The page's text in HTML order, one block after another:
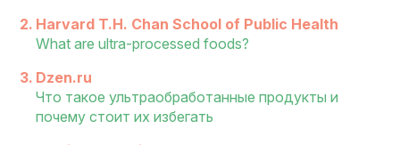
Harvard T.H. Chan School of Public Health
What are ultra-processed foods?
Dzen.ru
Что такое ультраобработанные продукты и
почему стоит их избегать